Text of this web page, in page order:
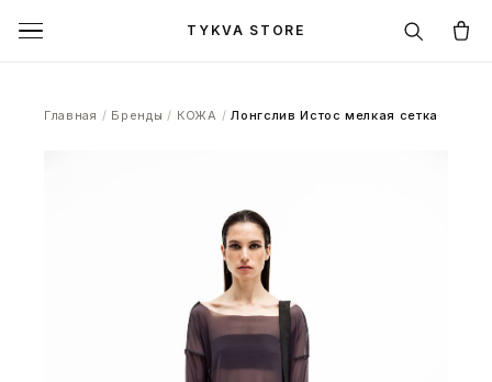
TYKVA STORE
Главная / Бренды / КОЖА / Лонгслив Истос мелкая сетка